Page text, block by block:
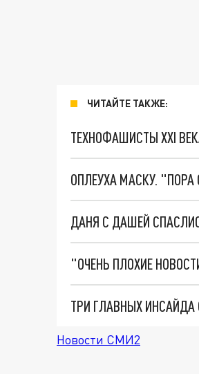
ЧИТАЙТЕ ТАКЖЕ:
ТЕХНОФАШИСТЫ XXI
ОПЛЕУХА МАСКУ. "ПОРА
ДАНЯ С ДАШЕЙ
Новости СМИ2